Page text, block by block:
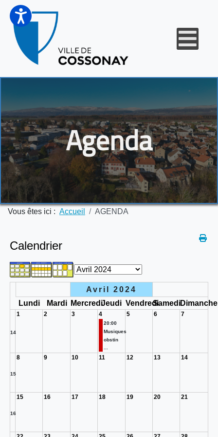
Agenda
Vous êtes ici : Accueil AGENDA
Calendrier
Avril 2024
Lundi
Mardi MercrediJeudi VendrediSamediDimanche
14
1 2 3 4
20:00
Musiques
obstin
...
5 6 7
15
8 9 10 11 12 13 14
16
15 16 17 18 19 20 21